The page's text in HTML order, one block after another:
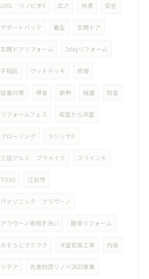
LIXIL リノビオV 広さ 快適 安全
サポートパック 養生 玄関ドア
玄関ドアリフォーム 1dayリフォーム
手稲区 ウッドデッキ 修理
猛暑対策 帰省 断熱 結露 防音
リフォームフェス 和室から洋室
フローリング ラシッサD
三協アルミ プラメイク ブラインド
TOSO 江別市
パナソニック アラウーノ
アラウーノ専用手洗い 簡単リフォーム
おそうじラクラク 洋室拡張工事 内装
リデア 先進的窓リノベ2025事業